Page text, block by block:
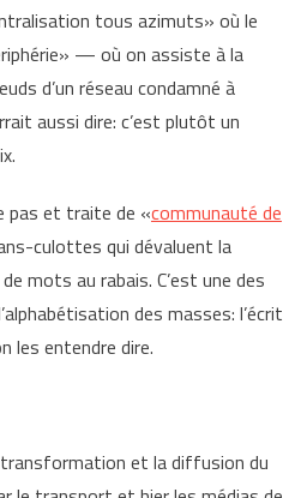
tous azimuts» où le
— où on assiste à la
d’un réseau condamné à
aussi dire: c’est plutôt un
pas et traite de «communauté de
culottes qui dévaluent la
mots au rabais. C’est une des
des masses: l’écrit
les entendre dire.
transformation et la diffusion du